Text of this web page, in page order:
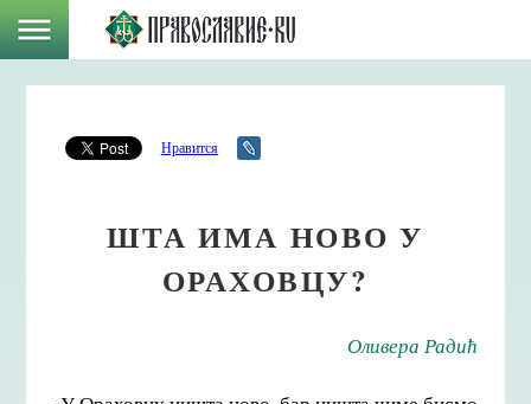
Нравится
ШТА ИМА НОВО У
ОРАХОВЦУ?
Оливера Радић